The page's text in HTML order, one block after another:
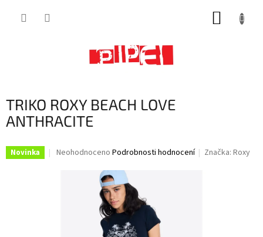
TRIKO ROXY BEACH LOVE
ANTHRACITE
Novinka
Průměrné
Neohodnoceno Podrobnosti hodnocení Značka:Roxy